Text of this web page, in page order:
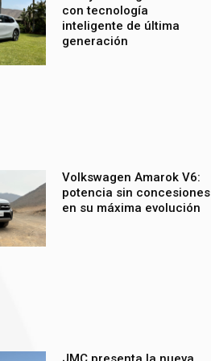
con tecnología
inteligente de última
generación
Volkswagen Amarok V6:
potencia sin concesiones
en su máxima evolución